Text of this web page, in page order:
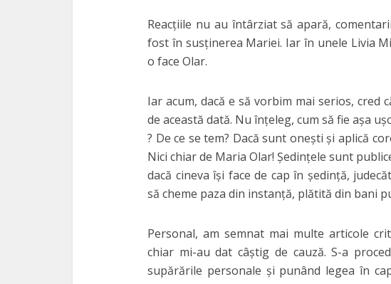
Reacţiile nu au întârziat să apară,
fost în susţinerea Mariei. Iar în unele Livia
o face Olar.
Iar acum, dacă e să vorbim mai serios, cred
de această dată. Nu înţeleg, cum să fie aşa
? De ce se tem? Dacă sunt oneşti şi aplică
Nici chiar de Maria Olar! Şedinţele sunt
dacă cineva îşi face de cap în şedinţă,
să cheme paza din instanţă, plătită din bani
Personal, am semnat mai multe articole
chiar mi-au dat câştig de cauză. S-a
supărările personale şi punând legea în